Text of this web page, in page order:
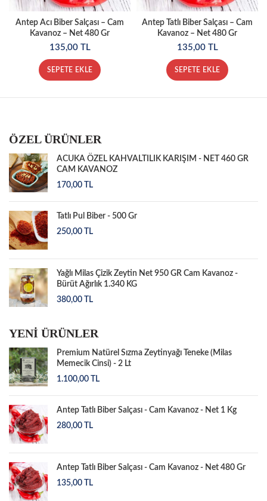
Antep Acı Biber Salçası – Cam
Kavanoz – Net 480 Gr
135,00 TL
SEPETE EKLE
Antep Tatlı Biber Salçası – Cam
Kavanoz – Net 480 Gr
135,00 TL
SEPETE EKLE
ÖZEL ÜRÜNLER
ACUKA ÖZEL KAHVALTILIK KARIŞIM - NET 460 GR
CAM KAVANOZ
170,00
TL
Tatlı Pul Biber - 500 Gr
250,00
TL
Yağlı Milas Çizik Zeytin Net 950 GR Cam Kavanoz -
Bürüt Ağırlık 1.340 KG
380,00
TL
YENİ ÜRÜNLER
Premium Natürel Sızma Zeytinyağı Teneke (Milas
Memecik Cinsi) - 2 Lt
1.100,00
TL
Antep Tatlı Biber Salçası - Cam Kavanoz - Net 1 Kg
280,00
TL
Antep Tatlı Biber Salçası - Cam Kavanoz - Net 480 Gr
135,00
TL